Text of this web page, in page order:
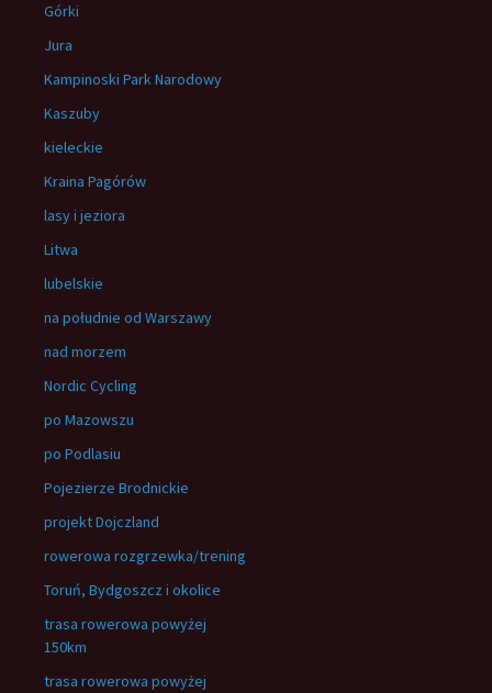
Górki
Jura
Kampinoski Park Narodowy
Kaszuby
kieleckie
Kraina Pagórów
lasy i jeziora
Litwa
lubelskie
na południe od Warszawy
nad morzem
Nordic Cycling
po Mazowszu
po Podlasiu
Pojezierze Brodnickie
projekt Dojczland
rowerowa rozgrzewka/trening
Toruń, Bydgoszcz i okolice
trasa rowerowa powyżej
150km
trasa rowerowa powyżej